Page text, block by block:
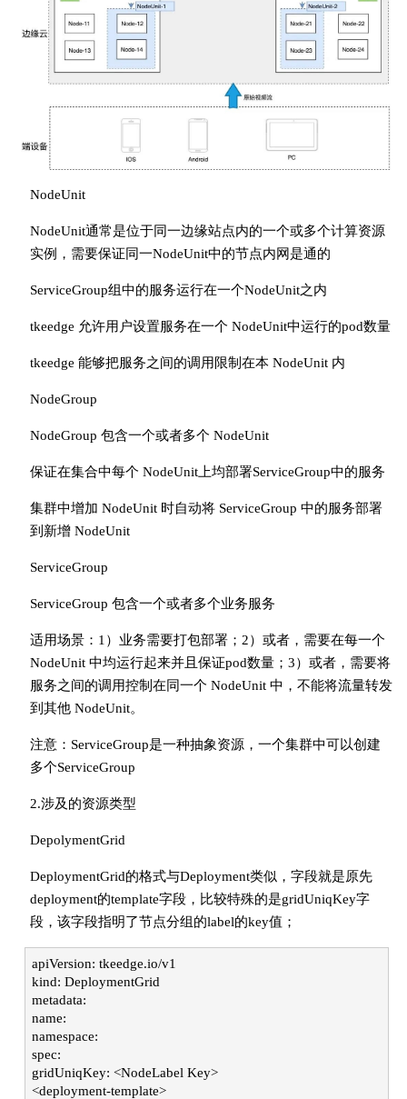
NodeUnit
NodeUnit通常是位于同一边缘站点内的一个或多个计算资源
实例，需要保证同一NodeUnit中的节点内网是通的
ServiceGroup组中的服务运行在一个NodeUnit之内
tkeedge 允许用户设置服务在一个 NodeUnit中运行的pod数量
tkeedge 能够把服务之间的调用限制在本 NodeUnit 内
NodeGroup
NodeGroup 包含一个或者多个 NodeUnit
保证在集合中每个 NodeUnit上均部署ServiceGroup中的服务
集群中增加 NodeUnit 时自动将 ServiceGroup 中的服务部署
到新增 NodeUnit
ServiceGroup
ServiceGroup 包含一个或者多个业务服务
适用场景：1）业务需要打包部署；2）或者，需要在每一个
NodeUnit 中均运行起来并且保证pod数量；3）或者，需要将
服务之间的调用控制在同一个 NodeUnit 中，不能将流量转发
到其他 NodeUnit。
注意：ServiceGroup是一种抽象资源，一个集群中可以创建
多个ServiceGroup
2.涉及的资源类型
DepolymentGrid
DeploymentGrid的格式与Deployment类似，字段就是原先
deployment的template字段，比较特殊的是gridUniqKey字
段，该字段指明了节点分组的label的key值；
apiVersion: tkeedge.io/v1
kind: DeploymentGrid
metadata:
name:
namespace:
spec:
gridUniqKey: <NodeLabel Key>
<deployment-template>